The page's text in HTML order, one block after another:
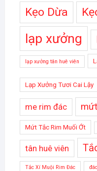
Kẹo Dừa
lạp xưởng
lạp xưởng tân huê viên
Lạp Xưởng Tươi Cai Lậy
me rim đác
Mứt Tắc Rim Muối Ớt
tân huê viên
Tắc Xí Muội Rim Đác